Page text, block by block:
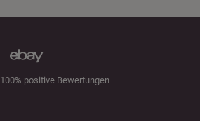
100% positive Bewertungen